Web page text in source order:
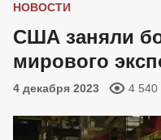
НОВОСТИ
США заняли
мирового
4 декабря 2023 4 540